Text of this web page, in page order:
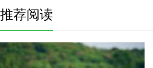
推荐阅读